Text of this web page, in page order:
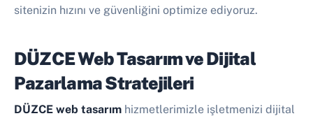
sitenizin hızını ve güvenliğini optimize ediyoruz.
DÜZCE Web Tasarım ve Dijital
Pazarlama Stratejileri
DÜZCE web tasarım hizmetlerimizle işletmenizi dijital